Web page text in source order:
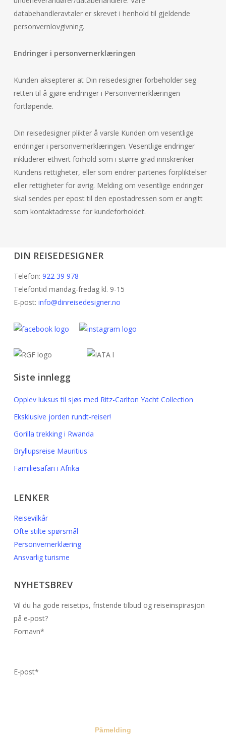
databehandleravtaler er skrevet i henhold til gjeldende
personvernlovgivning.
Endringer i personvernerklæringen
Kunden aksepterer at Din reisedesigner forbeholder seg
retten til å gjøre endringer i Personvernerklæringen
fortløpende.
Din reisedesigner plikter å varsle Kunden om vesentlige
endringer i personvernerklæringen. Vesentlige endringer
inkluderer ethvert forhold som i større grad innskrenker
Kundens rettigheter, eller som endrer partenes forpliktelser
eller rettigheter for øvrig. Melding om vesentlige endringer
skal sendes per epost til den epostadressen som er angitt
som kontaktadresse for kundeforholdet.
DIN REISEDESIGNER
Telefon: 922 39 978
Telefontid mandag-fredag kl. 9-15
E-post: info@dinreisedesigner.no
Siste innlegg
Opplev luksus til sjøs med Ritz-Carlton Yacht Collection
Eksklusive jorden rundt-reiser!
Gorilla trekking i Rwanda
Bryllupsreise Mauritius
Familiesafari i Afrika
LENKER
Reisevilkår
Ofte stilte spørsmål
Personvernerklæring
Ansvarlig turisme
NYHETSBREV
Vil du ha gode reisetips, fristende tilbud og reiseinspirasjon
på e-post?
Fornavn*
E-post*